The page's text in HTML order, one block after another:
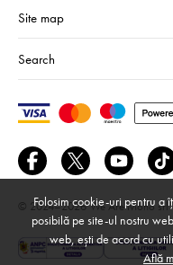
Site map
Search
© 2024–2026 We Are Mono srl
Folosim cookie-uri pentru a
posibilă pe site-ul nostru
web, ești de acord cu
Află